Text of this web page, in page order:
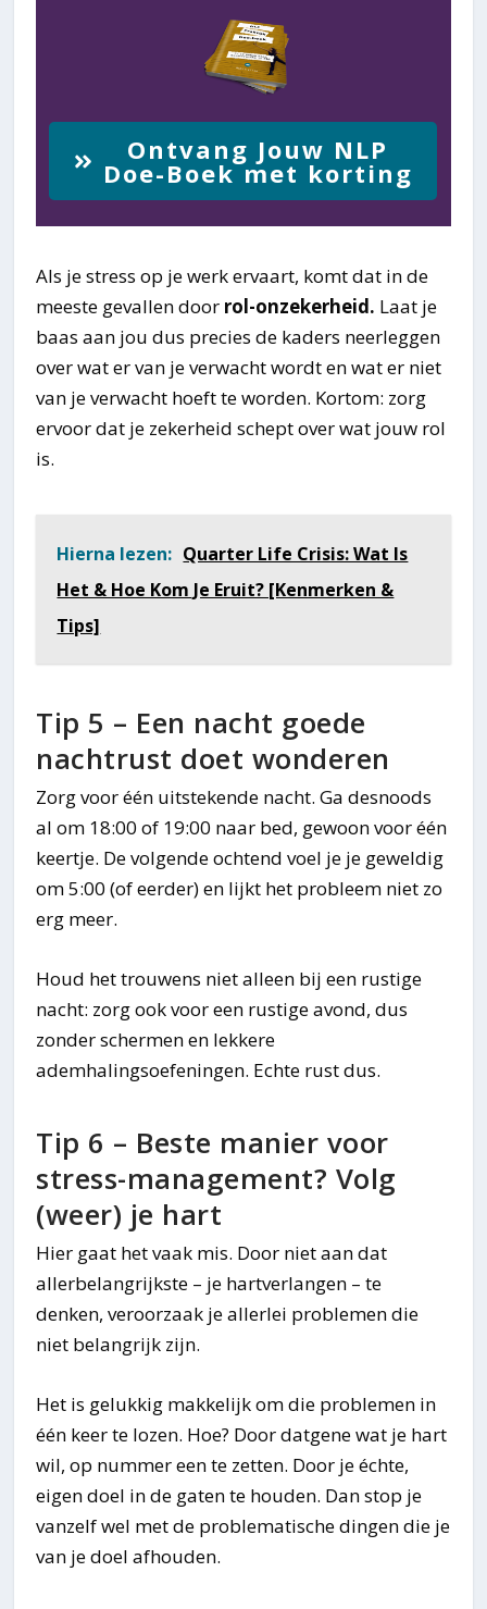
Ontvang Jouw NLP
Doe-Boek met korting
Als je stress op je werk ervaart, komt dat in de
meeste gevallen door rol-onzekerheid. Laat je
baas aan jou dus precies de kaders neerleggen
over wat er van je verwacht wordt en wat er niet
van je verwacht hoeft te worden. Kortom: zorg
ervoor dat je zekerheid schept over wat jouw rol
is.
Hierna lezen: Quarter Life Crisis: Wat Is
Het & Hoe Kom Je Eruit? [Kenmerken &
Tips]
Tip 5 – Een nacht goede
nachtrust doet wonderen
Zorg voor één uitstekende nacht. Ga desnoods
al om 18:00 of 19:00 naar bed, gewoon voor één
keertje. De volgende ochtend voel je je geweldig
om 5:00 (of eerder) en lijkt het probleem niet zo
erg meer.
Houd het trouwens niet alleen bij een rustige
nacht: zorg ook voor een rustige avond, dus
zonder schermen en lekkere
ademhalingsoefeningen. Echte rust dus.
Tip 6 – Beste manier voor
stress-management? Volg
(weer) je hart
Hier gaat het vaak mis. Door niet aan dat
allerbelangrijkste – je hartverlangen – te
denken, veroorzaak je allerlei problemen die
niet belangrijk zijn.
Het is gelukkig makkelijk om die problemen in
één keer te lozen. Hoe? Door datgene wat je hart
wil, op nummer een te zetten. Door je échte,
eigen doel in de gaten te houden. Dan stop je
vanzelf wel met de problematische dingen die je
van je doel afhouden.